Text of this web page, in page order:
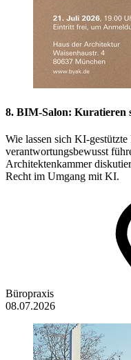
8. BIM-Salon: Kuratieren
Wie lassen sich KI-
verantwortungsbewusst
Architektenkammer
Recht im Umgang mit KI.
Büropraxis
08.07.2026